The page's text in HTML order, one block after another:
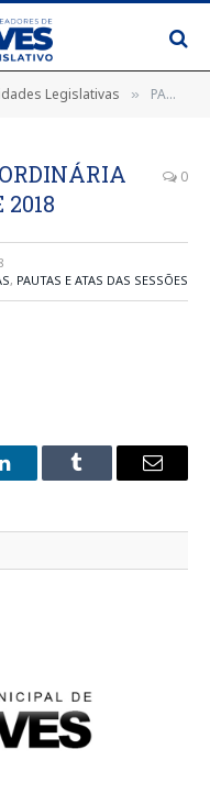
Legislativas » PAUTA DA 11ª SESSÃO ORDINÁRIA DO DIA 05 DE ABRIL DE 2018
2018
0
, PAUTAS E ATAS DAS SESSÕES
LinkedInTumblr
E-